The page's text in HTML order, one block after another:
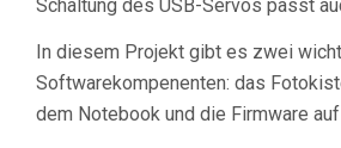
Schaltung des USB-Servos passt
In diesem Projekt gibt es zwei
Softwarekompenenten: das
dem Notebook und die Firmware